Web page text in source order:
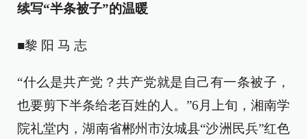
续写“半条被子”的温暖
■黎 阳 马 志
“什么是共产党？共产党就是自己有一条被子，
也要剪下半条给老百姓的人。”6月上旬，湘南学
院礼堂内，湖南省郴州市汝城县“沙洲民兵”红色